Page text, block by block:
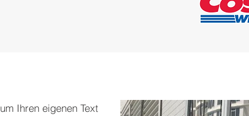
Ihren eigenen Text